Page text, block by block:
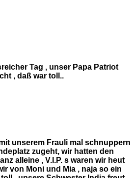
Tag , unser Papa Patriot
, daß war toll..
unserem Frauli mal schnuppern
zugeht, wir hatten den
alleine , V.I.P. s waren wir heut
von Moni und Mia , naja so ein